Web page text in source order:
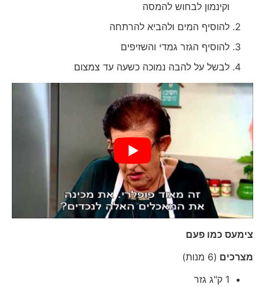
וקינמון לבחוש להמסה
להוסיף המים ולהביא להרתחה
להוסיף הגזר גמדי והשזיפים
לבשל על להבה נמוכה כשעה עד צמצום
צימעס כמו פעם
מצרכים(6 מנות)
1 ק"ג גזר